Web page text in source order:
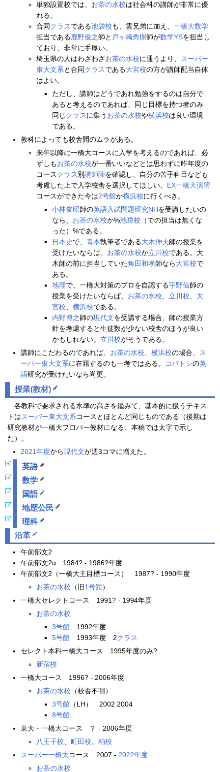
単独設置校では、 お茶の水校は社会科の講師が非常に優
れる。
合同クラスである池袋校も、雲兄弟に加え、 一橋大数学
担当である鹿野俊之師と 戸ヶ崎秀樹師が数学YSを担当し
ており、非常に手厚い。
埼玉県の人はわざわざお茶の水校に通うより、
スーパー
東大文系と合同クラスである大宮校の方が講師配当自体
はよい。
ただし、講師はどうであれ勉強をするのは自分で
あると考えるのであれば、同じ目標を持つ者のみ
同じクラスに集う お茶の水校や横浜校は良い環境
である。
教科によっても校舎間のムラがある。
来年以降に一橋大コースに入学を考えるのであれば、必
ずしもお茶の水校が一番いいなどとは思わずに昨年度の
コースクラス別講師陣を確認し、自分の苦手科目なども
考慮した上で入学校舎を選択してほしい。 EX一橋大演習
コースができた今は2号館か横浜校に行くべき。
小林俊昭師の英語入試問題研究NHを受講したいの
なら、 お茶の水校か%池袋校 （での担当は無くな
った）%である。
日本史で、 青本執筆者である大木伸夫師の授業を
受けたいならば、 お茶の水校か立川校である。大
木師の前に担当していた角田和孝師なら大宮校で
ある。
地理で、一橋大対策のプロを自認する宇野仙師の
授業を受けたいならば、 お茶の水校 立川校
大
宮校
横浜校である。
内野博之師の現代文を受講する場合、師の授業方
針を考慮すると生徒数が少ない校舎のほうが良い
かもしれない。 立川校がそうである。
講師にこだわるのであれば、 お茶の水校 横浜校の場合、
ス
ーパー東大文系に在籍するのも一考ではある。 コバトシの英
語研究が受けたいなら尚更。
授業(教材)
各教科で要求される水準の高さを鑑みて、基本的に扱うテキス
トはスーパー東大文系コースとほとんど同じものである（後期は
研究教材が一橋大プロパー教材になる、本稿では太字で示し
た）。
2021年度から現代文が週3コマに増えた。
英語
数学
国語
地歴公民
理科
沿革
午前部文2
午前部文2α 1984? - 1986?年度
午前部文2（一橋大主目標コース） 1987? - 1990年度
お茶の水校 （旧1号館）
一橋大セレクトコース 1991? - 1994年度
お茶の水校
3号館 1992年度
5号館 1993年度 2クラス
セレクト本科一橋大コース 1995年度のみ?
新宿校
一橋大コース 1996? - 2006年度
お茶の水校 （校舎不明）
3号館 （LH） 2002 2004
8号館
東大・一橋大コース ？ - 2006年度
八王子校
町田校
柏校
スーパー一橋大コース 2007 - 2022年度
お茶の水校